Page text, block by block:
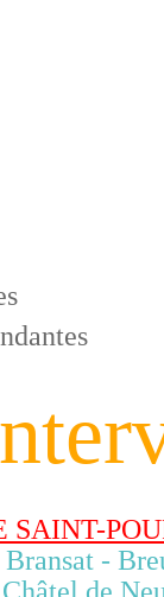
SAINT-
-